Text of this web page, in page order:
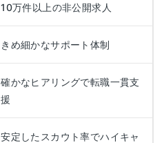
10万件以上の非公開求人
きめ細かなサポート体制
確かなヒアリングで転職一貫支
援
安定したスカウト率でハイキャ